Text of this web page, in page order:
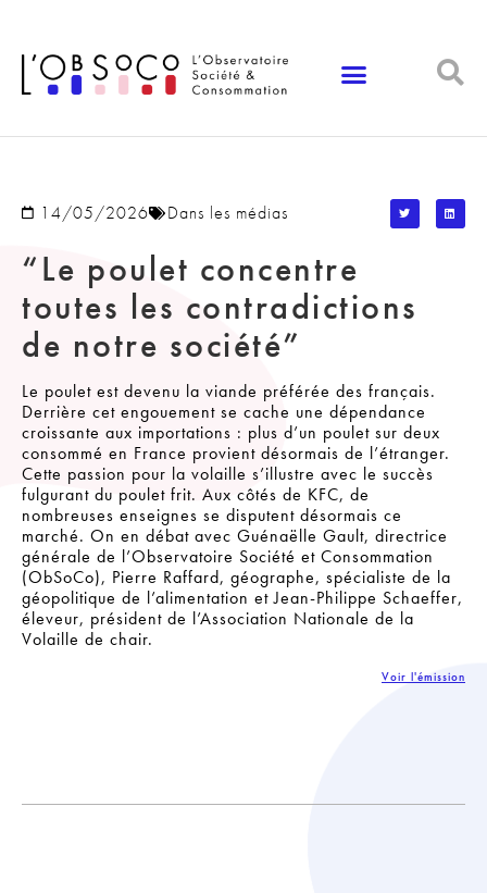
14/05/2026 Dans les médias
“Le poulet concentre
toutes les contradictions
de notre société”
Le poulet est devenu la viande préférée des français.
Derrière cet engouement se cache une dépendance
croissante aux importations : plus d’un poulet sur deux
consommé en France provient désormais de l’étranger.
Cette passion pour la volaille s’illustre avec le succès
fulgurant du poulet frit. Aux côtés de KFC, de
nombreuses enseignes se disputent désormais ce
marché. On en débat avec Guénaëlle Gault, directrice
générale de l’Observatoire Société et Consommation
(ObSoCo), Pierre Raffard, géographe, spécialiste de la
géopolitique de l’alimentation et Jean-Philippe Schaeffer,
éleveur, président de l’Association Nationale de la
Volaille de chair.
Voir l'émission